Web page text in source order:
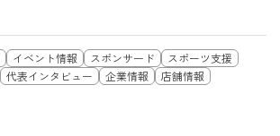
イベント情報 スポンサード
スポーツ支援
代表インタビュー 企業情報 店舗情報